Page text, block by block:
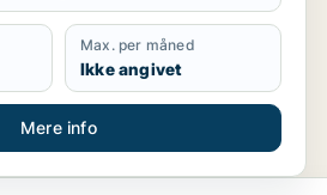
Max. per måned
Ikke angivet
Mere info